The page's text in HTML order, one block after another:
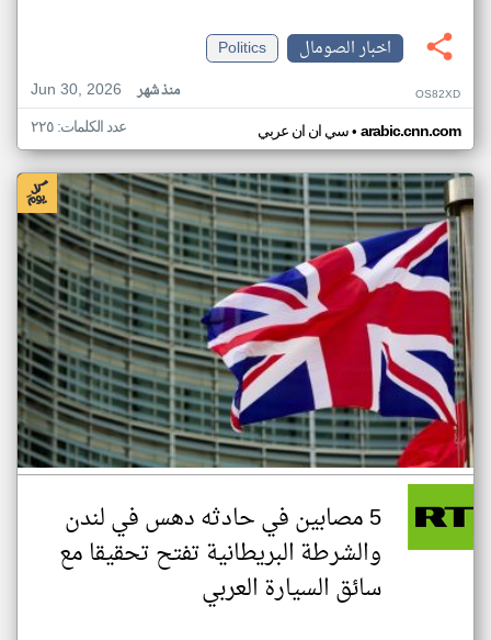
اخبار الصومال
Politics
Jun 30, 2026
منذ شهر OS82XD
سي ان ان عربي• arabic.cnn.com عدد الكلمات: ٢٢٥
5 مصابين في حادثه دهس في لندن
والشرطة البريطانية تفتح تحقيقا مع
سائق السيارة العربي